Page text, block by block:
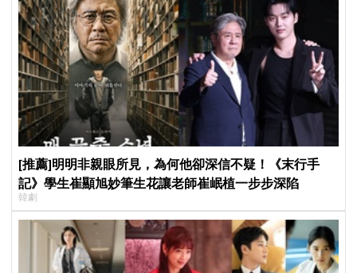
[推薦]明明非親眼所見，為何他卻深信不疑！《末行手
記》學生崔顯旭妙筆生花讓老師崔岷植一步步深陷
韓劇